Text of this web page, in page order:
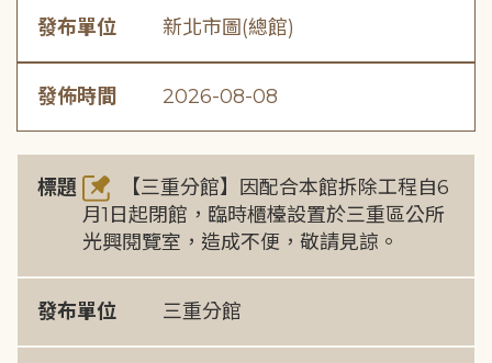
發布單位 新北市圖(總館)
發佈時間 2026-08-08
標題
【三重分館】因配合本館拆除工程自6
月1日起閉館，臨時櫃檯設置於三重區公所
光興閱覽室，造成不便，敬請見諒。
發布單位 三重分館